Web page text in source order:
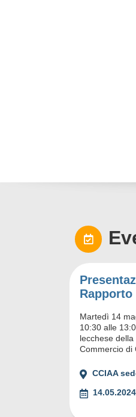
Rapporto
Martedì 14
10:30 alle
lecchese
Commercio di
CCIAA
14.05.2024